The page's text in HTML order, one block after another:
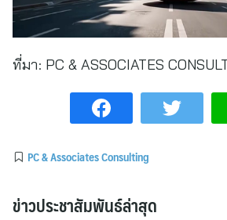
ที่มา: PC & ASSOCIATES
PC & Associates Consulting
ข่าวประชาสัมพันธ์ล่าสุด